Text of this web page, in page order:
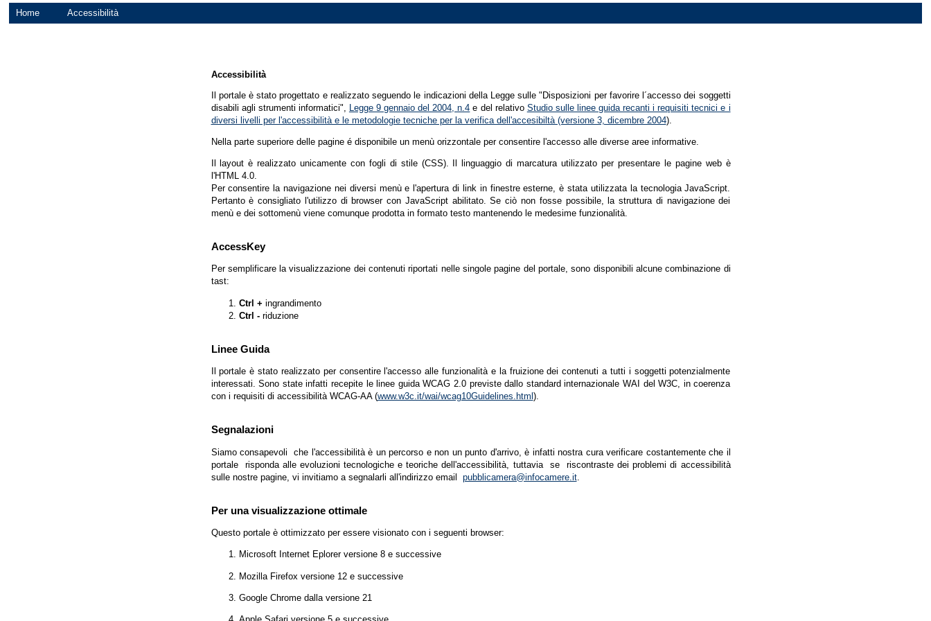
Home Accessibilità
Accessibilità
Il portale è stato progettato e realizzato seguendo le indicazioni della Legge sulle "Disposizioni per favorire l´accesso dei soggetti
disabili agli strumenti informatici", Legge 9 gennaio del 2004, n.4 e del relativo Studio sulle linee guida recanti i requisiti tecnici e i
diversi livelli per l'accessibilità e le metodologie tecniche per la verifica dell'accesibiltà (versione 3, dicembre 2004).
Nella parte superiore delle pagine é disponibile un menù orizzontale per consentire l'accesso alle diverse aree informative.
Il layout è realizzato unicamente con fogli di stile (CSS). Il linguaggio di marcatura utilizzato per presentare le pagine web è
l'HTML 4.0.
Per consentire la navigazione nei diversi menù e l'apertura di link in finestre esterne, è stata utilizzata la tecnologia JavaScript.
Pertanto è consigliato l'utilizzo di browser con JavaScript abilitato. Se ciò non fosse possibile, la struttura di navigazione dei
menù e dei sottomenù viene comunque prodotta in formato testo mantenendo le medesime funzionalità.
AccessKey
Per semplificare la visualizzazione dei contenuti riportati nelle singole pagine del portale, sono disponibili alcune combinazione di
tast:
Ctrl + ingrandimento
Ctrl -riduzione
Linee Guida
Il portale è stato realizzato per consentire l'accesso alle funzionalità e la fruizione dei contenuti a tutti i soggetti potenzialmente
interessati. Sono state infatti recepite le linee guida WCAG 2.0 previste dallo standard internazionale WAI del W3C, in coerenza
con i requisiti di accessibilità WCAG-AA (www.w3c.it/wai/wcag10Guidelines.html ).
Segnalazioni
Siamo consapevoli che l'accessibilità è un percorso e non un punto d'arrivo, è infatti nostra cura verificare costantemente che il
portale risponda alle evoluzioni tecnologiche e teoriche dell'accessibilità, tuttavia se riscontraste dei problemi di accessibilità
sulle nostre pagine, vi invitiamo a segnalarli all'indirizzo email pubblicamera@infocamere.it.
Per una visualizzazione ottimale
Questo portale è ottimizzato per essere visionato con i seguenti browser:
Microsoft Internet Eplorer versione 8 e successive
Mozilla Firefox versione 12 e successive
Google Chrome dalla versione 21